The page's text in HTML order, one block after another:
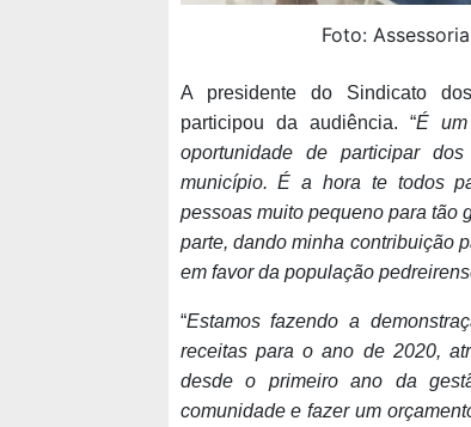
Foto:
A presidente do Sindicato
participou da audiência. “É um
oportunidade de participar
município. É a hora te todos
pessoas muito pequeno para tão
parte, dando minha contribuição
em favor da população
“Estamos fazendo a
receitas para o ano de 2020,
desde o primeiro ano da
comunidade e fazer um